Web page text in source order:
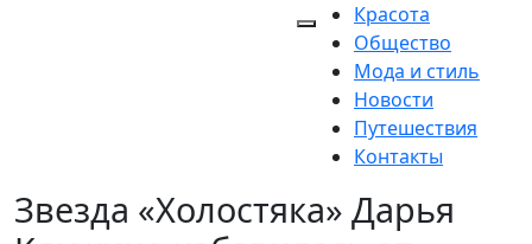
Красота
Общество
Мода и стиль
Новости
Путешествия
Контакты
Звезда «Холостяка» Дарья